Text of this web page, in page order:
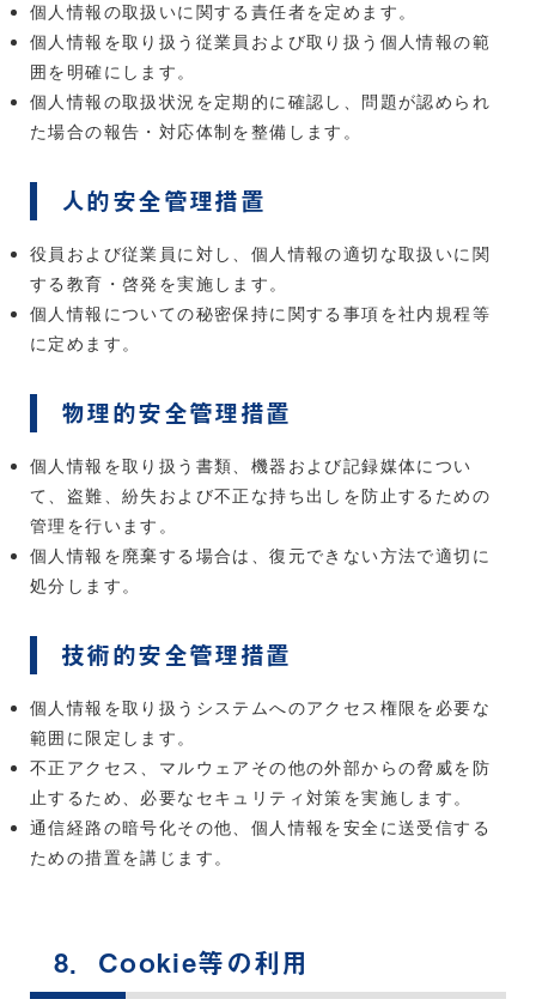
個人情報の取扱いに関する責任者を定めます。
個人情報を取り扱う従業員および取り扱う個人情報の範
囲を明確にします。
個人情報の取扱状況を定期的に確認し、問題が認められ
た場合の報告・対応体制を整備します。
人的安全管理措置
役員および従業員に対し、個人情報の適切な取扱いに関
する教育・啓発を実施します。
個人情報についての秘密保持に関する事項を社内規程等
に定めます。
物理的安全管理措置
個人情報を取り扱う書類、機器および記録媒体につい
て、盗難、紛失および不正な持ち出しを防止するための
管理を行います。
個人情報を廃棄する場合は、復元できない方法で適切に
処分します。
技術的安全管理措置
個人情報を取り扱うシステムへのアクセス権限を必要な
範囲に限定します。
不正アクセス、マルウェアその他の外部からの脅威を防
止するため、必要なセキュリティ対策を実施します。
通信経路の暗号化その他、個人情報を安全に送受信する
ための措置を講じます。
8．Cookie等の利用